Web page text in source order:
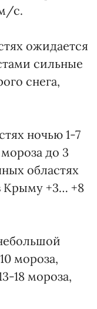
с.
ожидается
сильные
снега,
ночью 1-7
до 3
областях
Крыму +3… +8
мороза,
18 мороза,